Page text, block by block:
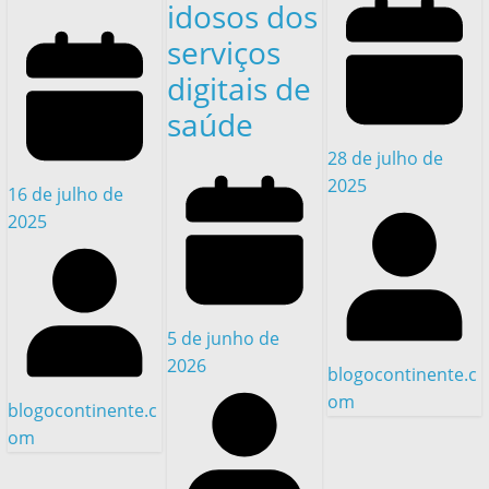
16 de julho de
2025
blogocontinente.c
om
idosos dos
serviços
digitais de
saúde
5 de junho de
2026
28 de julho de
2025
blogocontinente.c
om